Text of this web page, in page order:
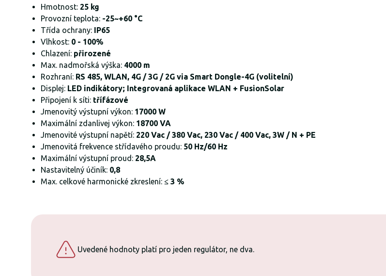
Hmotnost: 25 kg
Provozní teplota: -25~+60 °C
Třída ochrany: IP65
Vlhkost: 0 - 100%
Chlazení: přirozené
Max. nadmořská výška: 4000 m
Rozhraní: RS 485, WLAN, 4G / 3G / 2G via Smart Dongle-4G (volitelní)
Displej: LED indikátory; Integrovaná aplikace WLAN + FusionSolar
Připojení k síti: třífázové
Jmenovitý výstupní výkon: 17000 W
Maximální zdanlivej výkon: 18700 VA
Jmenovité výstupní napětí: 220 Vac / 380 Vac, 230 Vac / 400 Vac, 3W / N + PE
Jmenovitá frekvence střídavého proudu: 50 Hz/60 Hz
Maximální výstupní proud: 28,5A
Nastavitelný účiník: 0,8
Max. celkové harmonické zkreslení: ≤ 3 %
Uvedené hodnoty platí pro jeden regulátor, ne dva.